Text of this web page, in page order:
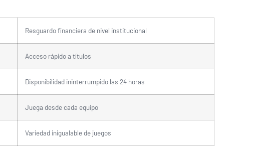
Resguardo financiera de nivel institucional
Acceso rápido a títulos
Disponibilidad ininterrumpido las 24 horas
Juega desde cada equipo
Variedad inigualable de juegos